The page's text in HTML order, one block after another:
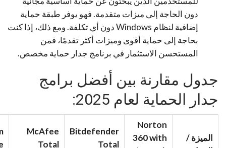
دون الحاجة إلى ميزات متقدمة. فهو يوفر طبقة حماية
إضافية لنظام Windows دون أي تكلفة. ومع ذلك، إذا كنت
بحاجة إلى حماية أقوى وميزات أكثر تقدمًا، فمن
المستحسن الاستثمار في برنامج جدار حماية مخصص.
جدول مقارنة بين أفضل برامج
جدار الحماية لعام 2025:
الميزة /
Norton
360 with
Bitdefender
Total
McAfee
Total